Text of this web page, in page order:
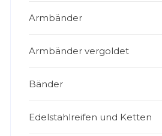
Armbänder
Armbänder vergoldet
Bänder
Edelstahlreifen und Ketten